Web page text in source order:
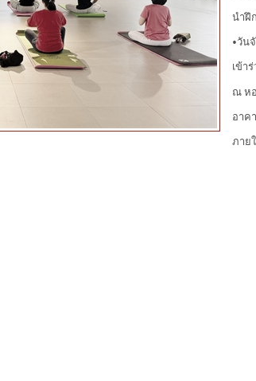
นำฝึ
•วัน
เข้า
ณ ห
อาค
ภาย